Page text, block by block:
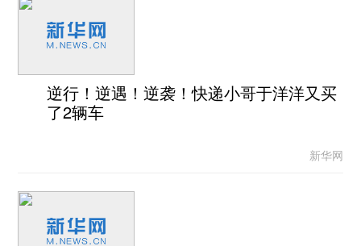
逆行！逆遇！逆袭！快递小哥于洋洋又买
了2辆车
新华网